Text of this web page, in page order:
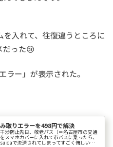
入れて、往復違うところに
だった😢
ラー」が表示された。
取りエラーを498円で解決
渉防止先日、敬老パス（＝名古屋市の交通
スマホカバーに入れて市バスに乗ったら、
で決済されてしまってすごく悔しい思い